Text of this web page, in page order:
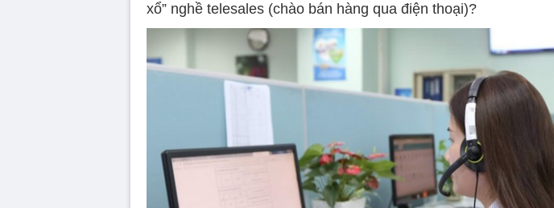
xổ” nghề telesales (chào bán hàng qua điện thoại)?